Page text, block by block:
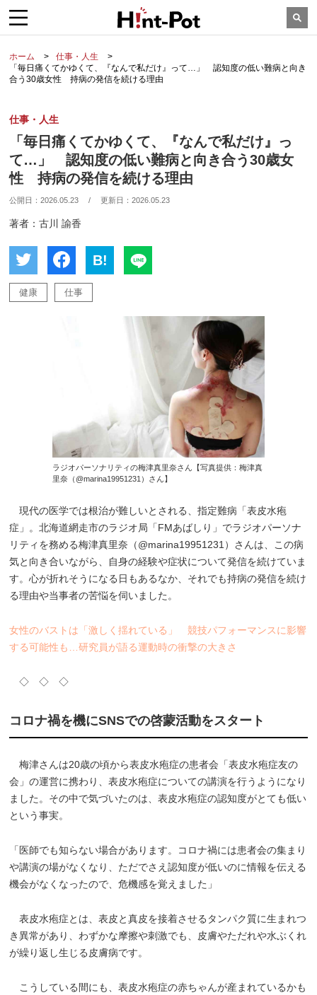
ホーム
仕事・人生
「毎日痛くてかゆくて、『なんで私だけ』って…」 認知度の低い難病と向き
合う30歳女性 持病の発信を続ける理由
仕事・人生
「毎日痛くてかゆくて、『なんで私だけ』っ
て…」 認知度の低い難病と向き合う30歳女
性 持病の発信を続ける理由
公開日：2026.05.23 / 更新日：2026.05.23
著者：古川 諭香
B!
健康 仕事
ラジオパーソナリティの梅津真里奈さん【写真提供：梅津真
里奈（@marina19951231）さん】
現代の医学では根治が難しいとされる、指定難病「表皮水疱
症」。北海道網走市のラジオ局「FMあばしり」でラジオパーソナ
リティを務める梅津真里奈（@marina19951231）さんは、この病
気と向き合いながら、自身の経験や症状について発信を続けていま
す。心が折れそうになる日もあるなか、それでも持病の発信を続け
る理由や当事者の苦悩を伺いました。
女性のバストは「激しく揺れている」 競技パフォーマンスに影響
する可能性も…研究員が語る運動時の衝撃の大きさ
◇ ◇ ◇
コロナ禍を機にSNSでの啓蒙活動をスタート
梅津さんは20歳の頃から表皮水疱症の患者会「表皮水疱症友の
会」の運営に携わり、表皮水疱症についての講演を行うようになり
ました。その中で気づいたのは、表皮水疱症の認知度がとても低い
という事実。
「医師でも知らない場合があります。コロナ禍には患者会の集まり
や講演の場がなくなり、ただでさえ認知度が低いのに情報を伝える
機会がなくなったので、危機感を覚えました」
表皮水疱症とは、表皮と真皮を接着させるタンパク質に生まれつ
き異常があり、わずかな摩擦や刺激でも、皮膚やただれや水ぶくれ
が繰り返し生じる皮膚病です。
こうしている間にも、表皮水疱症の赤ちゃんが産まれているかも